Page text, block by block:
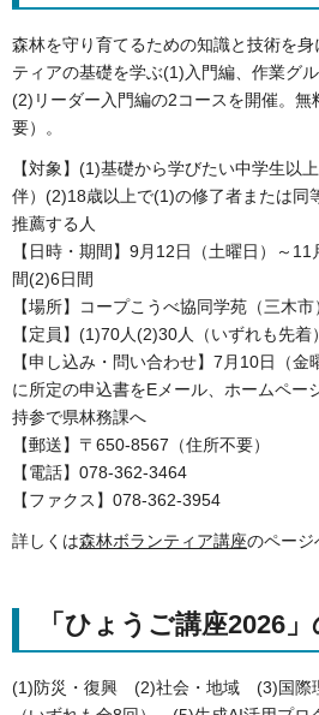
森林を守り育てるための知識と技術を
ティアの基礎を学ぶ(1)入門編、作業グ
(2)リーダー入門編の2コースを開催。無
要）。
【対象】(1)基礎から学びたい中学生以
伴）(2)18歳以上で(1)の修了者または同
推薦する人
【日時・期間】9月12日（土曜日）～
間(2)6日間
【場所】コープこうべ協同学苑（三木
【定員】(1)70人(2)30人（いずれも先着）
【申し込み・問い合わせ】7月10日（金
に所定の申込書をEメール、ホームペー
持参で県林務課へ
【郵送】〒650-8567（住所不要）
【電話】078-362-3464
【ファクス】078-362-3954
詳しくは森林ボランティア講座のページ
「ひょうご講座2026
(1)防災・復興 (2)社会・地域 (3)国際